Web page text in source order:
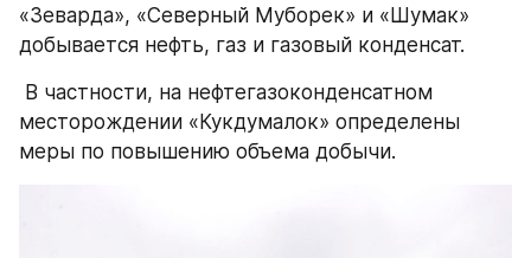
«Зеварда», «Северный Муборек» и «Шумак»
добывается нефть, газ и газовый конденсат.
месторождении «Кукдумалок» определены
меры по повышению объема добычи.